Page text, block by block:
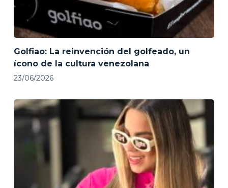
Golfiao: La reinvención del golfeado, un
ícono de la cultura venezolana
23/06/2026